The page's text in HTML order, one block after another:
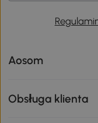
Aosom
Obsługa klienta